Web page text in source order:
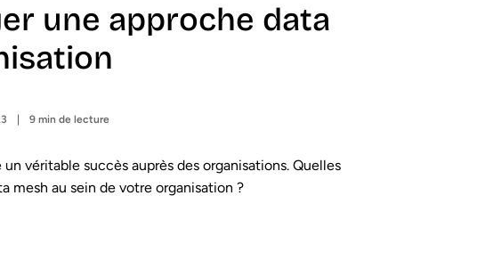
une approche data
9 min de lecture
véritable succès auprès des organisations. Quelles
mesh au sein de votre organisation ?